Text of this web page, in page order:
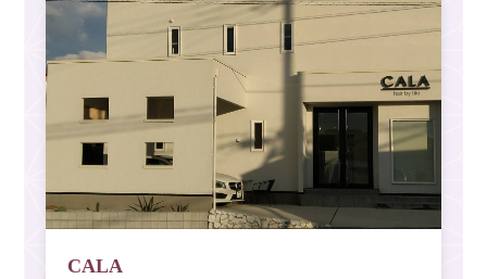
CALA